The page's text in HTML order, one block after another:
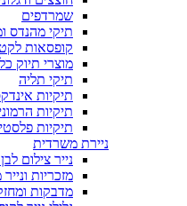
שמרדפים
תיקי מהנדס
קופסאות
מוצרי תיוק
תיקי תליה
תיקיות
תיקיות
תיקיות
ניירת משרדית
נייר צילום
מזכריות
מדבקות